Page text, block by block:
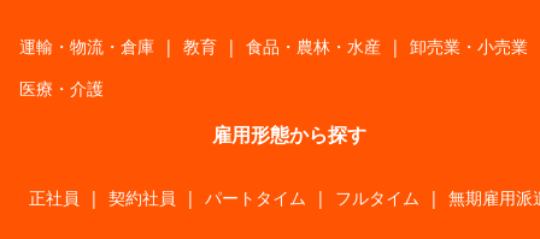
運輸・物流・倉庫 | 教育 | 食品・農林・水産 | 卸売業・小売業
医療・介護
雇用形態から探す
正社員 | 契約社員 | パートタイム | フルタイム | 無期雇用派